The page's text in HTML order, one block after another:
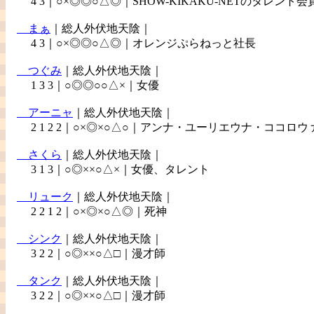
まぁ
｜総人外伏地天陰｜
4 3｜○×◎◎○△◎｜オレンジぷらねっと社長
つぐみ ｜総人外伏地天陰｜
1 3 3｜○◎◎○○△×｜女優
アーニャ
｜総人外伏地天陰｜
2 1 2 2｜○×◎×○△○｜アンナ・ユーリエウナ・ココロウ
さくら
｜総人外伏地天陰｜
3 1 3｜○◎××○△×｜女優、タレント
リューク
｜総人外伏地天陰｜
2 2 1 2｜○×◎×○△◎｜死神
シンク
｜総人外伏地天陰｜
3 2 2｜○◎××○△□｜漫才師
タンク
｜総人外伏地天陰｜
3 2 2｜○◎××○△□｜漫才師